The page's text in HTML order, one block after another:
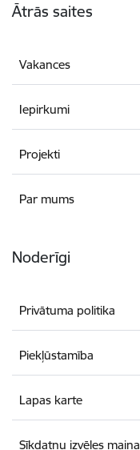
Ātrās saites
Vakances
Iepirkumi
Projekti
Par mums
Noderīgi
Privātuma politika
Piekļūstamība
Lapas karte
Sīkdatņu izvēles maiņa